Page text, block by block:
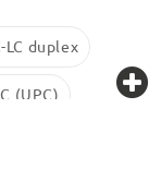
LC duplex
(UPC)